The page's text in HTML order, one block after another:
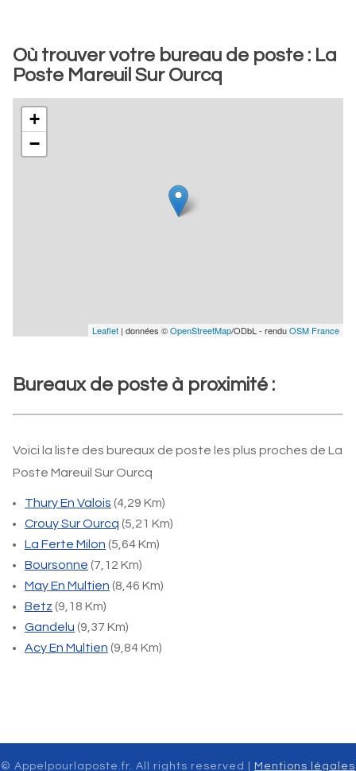
Où trouver votre bureau de poste : La
Poste Mareuil Sur Ourcq
+
−
Leaflet | données ©OpenStreetMap/ODbL - renduOSM France
Bureaux de poste à proximité :
Voici la liste des bureaux de poste les plus proches de La
Poste Mareuil Sur Ourcq
Thury En Valois (4,29 Km)
Crouy Sur Ourcq (5,21 Km)
La Ferte Milon (5,64 Km)
Boursonne (7,12 Km)
May En Multien (8,46 Km)
Betz (9,18 Km)
Gandelu (9,37 Km)
Acy En Multien (9,84 Km)
© Appelpourlaposte.fr. All rights reserved | Mentions légales